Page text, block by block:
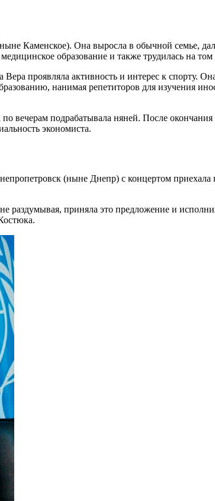
Каменское). Она выросла в обычной семье,
образование и также трудилась на
проявляла активность и интерес к спорту.
нанимая репетиторов для изучения
вечерам подрабатывала няней. После
экономиста.
(ныне Днепр) с концертом
раздумывая, приняла это предложение и